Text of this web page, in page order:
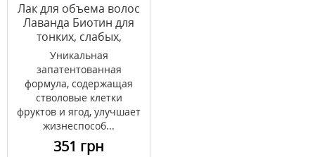
Лак для объема волос
Лаванда Биотин для
тонких, слабых,
истощенных волос ТМ
Андалу
Натуралс/Andalou
242мл
Уникальная
запатентованная
формула, содержащая
стволовые клетки
фруктов и ягод, улучшает
жизнеспособ...
351 грн